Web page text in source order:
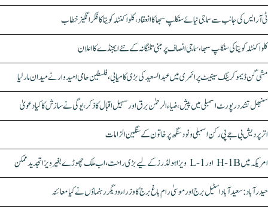
ٹی آر ایس کی جانب سے سماجی نیائے سنکلپ سبھا کا انعقاد، کلواکنٹلہ کویتا کا فکر انگیز خطاب
کلواکنٹلہ کویتا کی سنکلپ سبھا، سماجی انصاف پر مبنی تلنگانہ کے نئے ایجنڈے کا اعلان
مشی گن ڈیموکریٹک سینیٹ پرائمری میں عبدالسعید کی بڑی کامیابی، فلسطین حامی امیدوار نے میدان مار لیا
سنبھل تشدد رپورٹ اسمبلی میں پیش، ضیاء الرحمٰن برق اور سہیل اقبال کا ذکر، یوگی نے سازش کا کیا دعویٰ
اتر پردیش بی جے پی رکن اسمبلی ونود سنگھ پر خاتون کے سنگین الزامات
امریکہ میں H-1B اور L-1 ویزا ہولڈرز کے لیے بڑی راحت، اب ملک چھوڑے بغیر ویزا تجدید ممکن
حیدرآباد: سعیدآباد اسٹیل برج اور موسیٰ رام باغ برج کا وزراء و دیگر رہنماؤں نے کیا معائنہ